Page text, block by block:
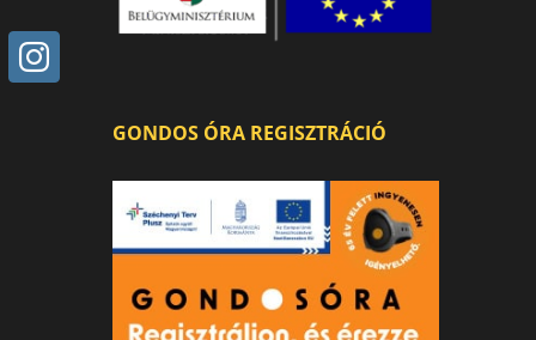
GONDOS ÓRA REGISZTRÁCIÓ